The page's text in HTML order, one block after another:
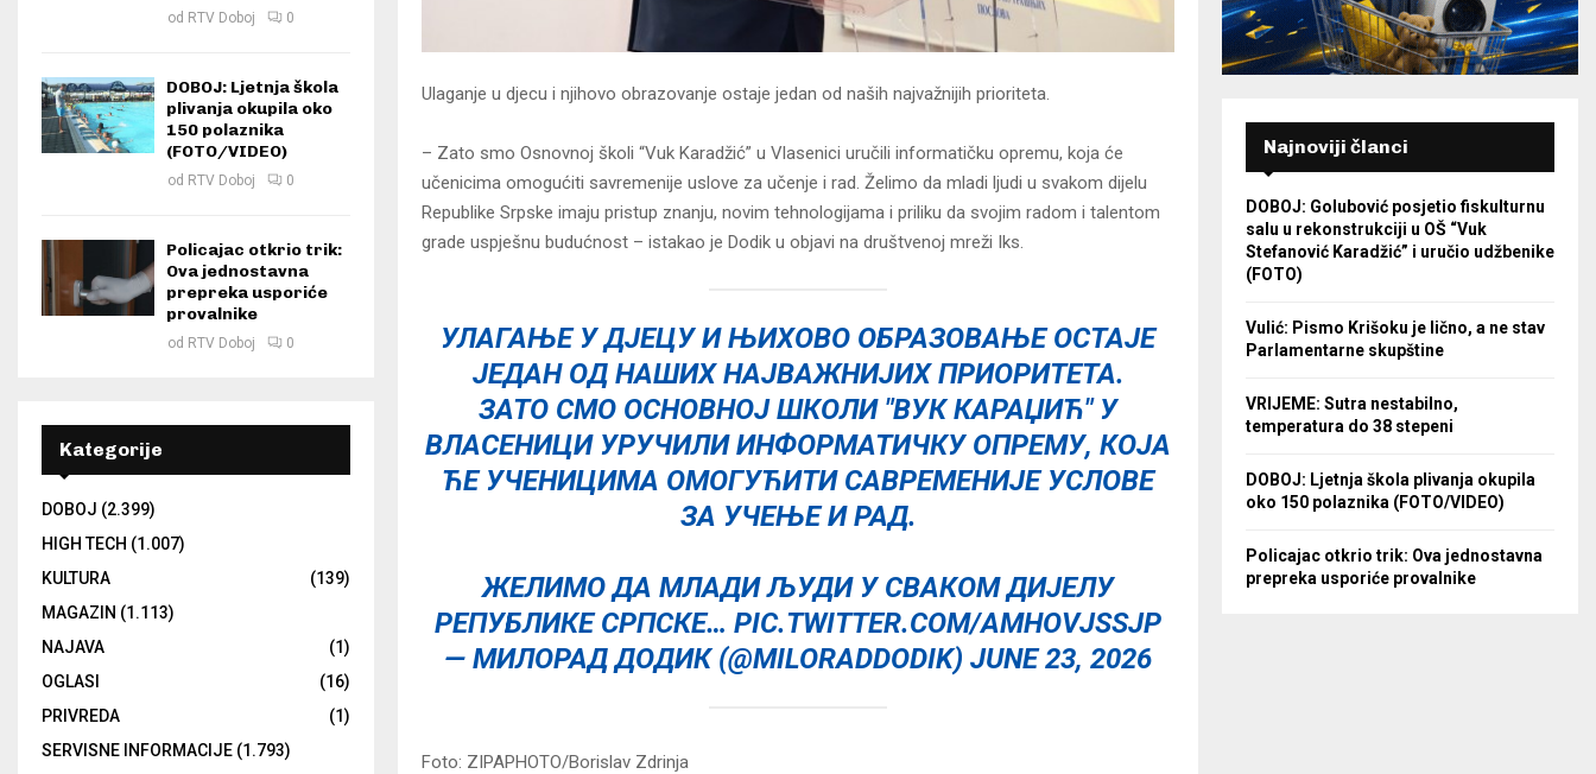
Ulaganje u djecu i njihovo obrazovanje ostaje jedan od naših najvažnijih prioriteta.
– Zato smo Osnovnoj školi “Vuk Karadžić” u Vlasenici uručili informatičku opremu, koja će
učenicima omogućiti savremenije uslove za učenje i rad. Želimo da mladi ljudi u svakom dijelu
Republike Srpske imaju pristup znanju, novim tehnologijama i priliku da svojim radom i talentom
grade uspješnu budućnost – istakao je Dodik u objavi na društvenoj mreži Iks.
УЛАГАЊЕ У ДЈЕЦУ И ЊИХОВО ОБРАЗОВАЊЕ ОСТАЈЕ
ЈЕДАН ОД НАШИХ НАЈВАЖНИЈИХ ПРИОРИТЕТА.
ЗАТО СМО ОСНОВНОЈ ШКОЛИ "ВУК КАРАЏИЋ" У
ВЛАСЕНИЦИ УРУЧИЛИ ИНФОРМАТИЧКУ ОПРЕМУ, КОЈА
ЋЕ УЧЕНИЦИМА ОМОГУЋИТИ САВРЕМЕНИЈЕ УСЛОВЕ
ЗА УЧЕЊЕ И РАД.
ЖЕЛИМО ДА МЛАДИ ЉУДИ У СВАКОМ ДИЈЕЛУ
РЕПУБЛИКЕ СРПСКЕ… PIC.TWITTER.COM/AMHOVJSSJP
— МИЛОРАД ДОДИК (@MILORADDODIK) JUNE 23, 2026
Foto: ZIPAPHOTO/Borislav Zdrinja
od RTV Doboj 0
DOBOJ: Ljetnja škola
plivanja okupila oko
150 polaznika
(FOTO/VIDEO)
od RTV Doboj 0
Policajac otkrio trik:
Ova jednostavna
prepreka usporiće
provalnike
od RTV Doboj 0
Kategorije
DOBOJ (2.399)
HIGH TECH (1.007)
KULTURA
(139)
MAGAZIN (1.113)
NAJAVA
(1)
OGLASI
(16)
PRIVREDA
(1)
SERVISNE INFORMACIJE (1.793)
Najnoviji članci
DOBOJ: Golubović posjetio fiskulturnu
salu u rekonstrukciji u OŠ “Vuk
Stefanović Karadžić” i uručio udžbenike
(FOTO)
Vulić: Pismo Krišoku je lično, a ne stav
Parlamentarne skupštine
VRIJEME: Sutra nestabilno,
temperatura do 38 stepeni
DOBOJ: Ljetnja škola plivanja okupila
oko 150 polaznika (FOTO/VIDEO)
Policajac otkrio trik: Ova jednostavna
prepreka usporiće provalnike